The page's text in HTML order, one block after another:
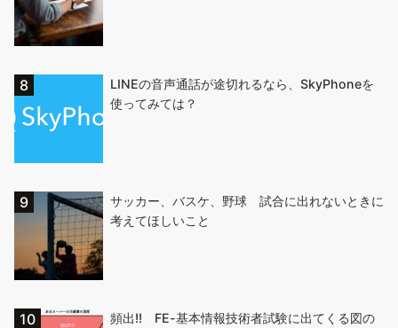
LINEの音声通話が途切れるなら、SkyPhoneを
使ってみては？
サッカー、バスケ、野球 試合に出れないときに
考えてほしいこと
頻出!! FE-基本情報技術者試験に出てくる図の